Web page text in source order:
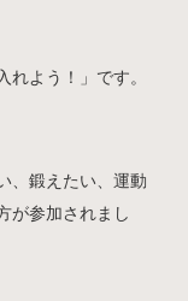
よう！」です。
、鍛えたい、運動
が参加されまし